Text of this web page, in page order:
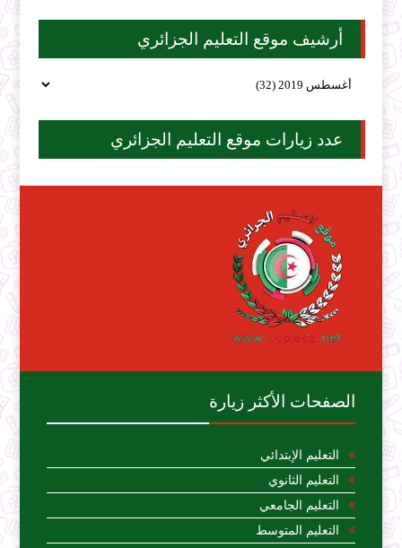
أرشيف موقع التعليم الجزائري
عدد زيارات موقع التعليم الجزائري
الصفحات الأكثر زيارة
التعليم الإبتدائي
التعليم الثانوي
التعليم الجامعي
التعليم المتوسط